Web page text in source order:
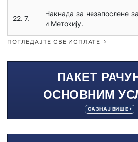
22. 7.
Накнада за незапослене
и Метохију.
ПОГЛЕДАЈТЕ СВЕ ИСПЛАТЕ
ПАКЕТ
ОСНОВНИМ
САЗНАЈ ВИШЕ